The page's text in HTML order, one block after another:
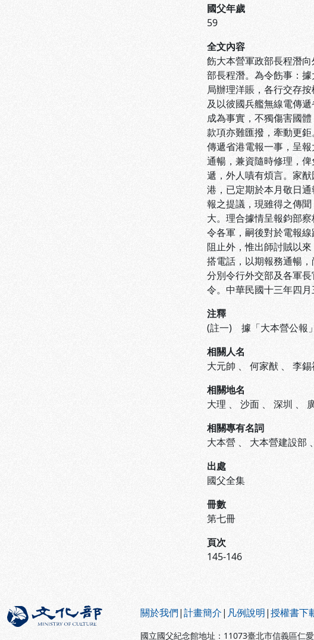
國父年歲
59
全文內容
飭大本營軍政部長程潛
部長程潛。為令飭事：
局辦理洋賬，各行交存
及以彼國兵艦無線電傳
成為事實，不獨傷害國
款項亦難匯撥，牽動更
傳遞省港電報一事，呈
通暢，兼資隨時修理，
遞，外人嘖有煩言。家
港，已定期於本月敬日
報之提議，現雖得之傳
大。理合據情呈報鈞部
令各軍，嗣後對於電報
阻止外，惟出師討賊以
搭電話，以期報務通暢
分別令行外交部及各軍
令。中華民國十三年四月
注釋
(註一) 據「大本營公報
相關人名
大元帥 、 何家猷 、 李錫
相關地名
大理 、 沙面 、 深圳 、
相關專有名詞
大本營 、 大本營建設部 、
出處
國父全集
冊數
第七冊
頁次
145-146
關於我們|計畫簡介| 凡例說明|授權書下
國立國父紀念館地址：11073臺北市信義區仁